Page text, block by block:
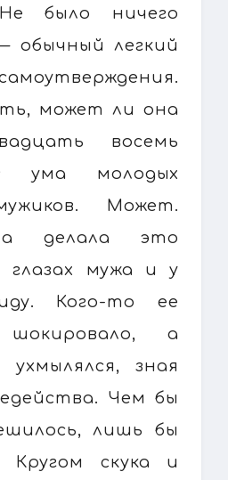
было ничего
обычный легкий
может ли она
восемь
ума молодых
Может.
делала это
глазах мужа и у
Кого-то ее
шокировало, а
зная
Чем бы
лишь бы
Кругом скука и